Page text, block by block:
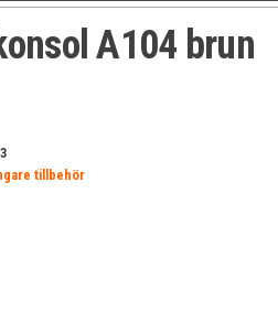
A104 brun
tillbehör